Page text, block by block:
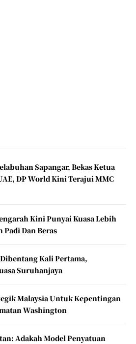
Sapangar, Bekas Ketua
DP World Kini Terajui MMC
Kini Punyai Kuasa Lebih
Padi Dan Beras
Kali Pertama,
Suruhanjaya
Malaysia Untuk Kepentingan
Washington
Adakah Model Penyatuan